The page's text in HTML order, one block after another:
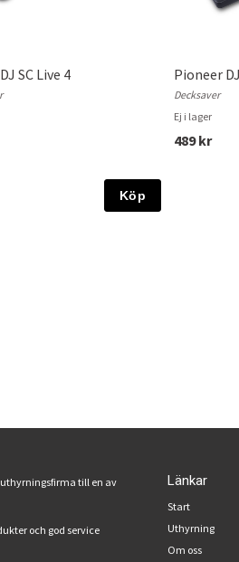
SC Live 4
Köp
Pioneer
Decksaver
Ej i lager
489 kr
uthyrningsfirma till en av
och god service
Länkar
Start
Uthyrning
Om oss